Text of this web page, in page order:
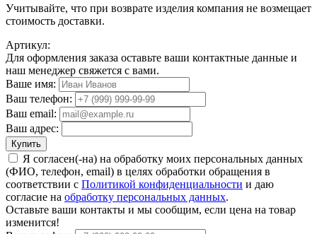
Учитывайте, что при возврате изделия компания не возмещает
стоимость доставки.
Артикул:
Для оформления заказа оставьте ваши контактные данные и
наш менеджер свяжется с вами.
Ваше имя:
Ваш телефон:
Ваш email:
Ваш адрес:
Купить
Я согласен(-на) на обработку моих персональных данных
(ФИО, телефон, email) в целях обработки обращения в
соответствии с Политикой конфиденциальности и даю
согласие на обработку персональных данных.
Оставьте ваши контакты и мы сообщим, если цена на товар
изменится!